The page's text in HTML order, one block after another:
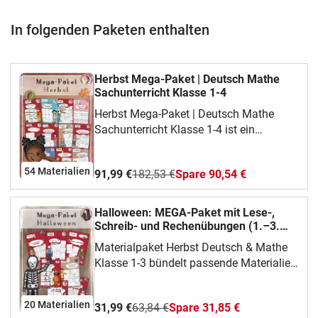
In folgenden Paketen enthalten
54 Materialien
Herbst Mega-Paket | Deutsch Mathe
Sachunterricht Klasse 1-4
Herbst Mega-Paket | Deutsch Mathe
Sachunterricht Klasse 1-4 ist ein
(Klasse 1-4). Es hilft dir, das Thema klar
vorzubereiten und im Unterricht
übersichtlich einzusetzen. 📌 Das steckt
im Material• herbstliche Bausteine für
Sachunterricht• Mini-Hefte,
Abschreibkartei, Lerntheken,
Anlautaufgaben• Aufgaben zu
91,99 €182,53 €Spare 90,54 €
20 Materialien
Halloween: MEGA-Paket mit Lese-,
Schreib- und Rechenübungen (1.–3.
Klasse)
Materialpaket Herbst Deutsch & Mathe
Klasse 1-3 bündelt passende Materialien
auswählen, was gerade zu deiner Klasse,
31,99 €63,84 €Spare 31,85 €